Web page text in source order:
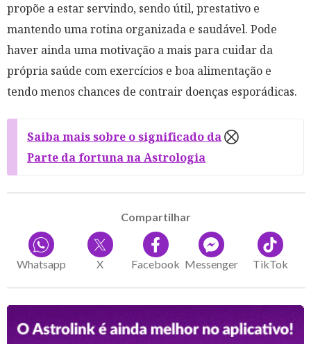
propõe a estar servindo, sendo útil, prestativo e
mantendo uma rotina organizada e saudável. Pode
haver ainda uma motivação a mais para cuidar da
própria saúde com exercícios e boa alimentação e
tendo menos chances de contrair doenças esporádicas.
Saiba mais sobre o significado da
Parte da fortuna na Astrologia
Compartilhar
Whatsapp X Facebook Messenger TikTok